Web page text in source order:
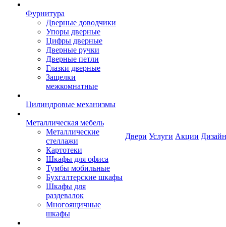
Фурнитура
Дверные доводчики
Упоры дверные
Цифры дверные
Дверные ручки
Дверные петли
Глазки дверные
Защелки
межкомнатные
Цилиндровые механизмы
Металлическая мебель
Металлические
стеллажи
Картотеки
Шкафы для офиса
Тумбы мобильные
Бухгалтерские шкафы
Шкафы для
раздевалок
Многоящичные
шкафы
Двери Услуги Акции